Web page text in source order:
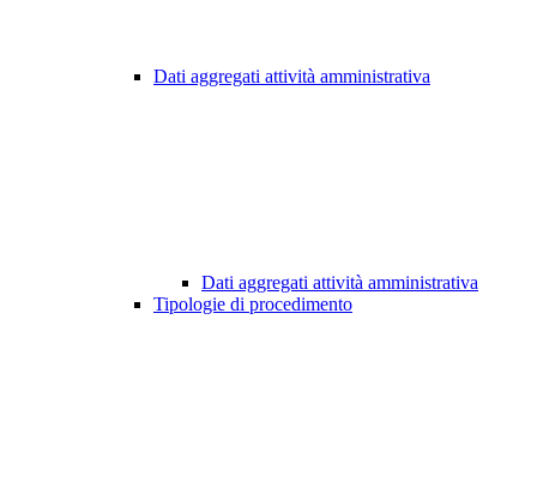
Dati aggregati attività amministrativa
Dati aggregati attività amministrativa
Tipologie di procedimento